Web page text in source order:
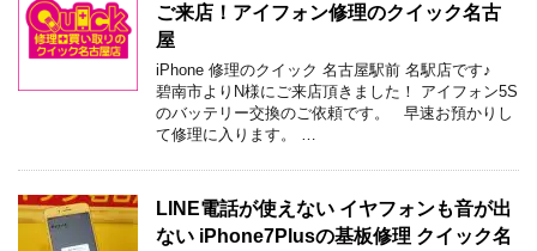
ご来店！アイフォン修理のクイック名古
屋
iPhone 修理のクイック 名古屋駅前 名駅店です♪
碧南市よりN様にご来店頂きました！ アイフォン5S
のバッテリー交換のご依頼です。 早速お預かりし
て修理に入ります。 …
LINE電話が使えない イヤフォンも音が出
ない iPhone7Plusの基板修理 クイック名